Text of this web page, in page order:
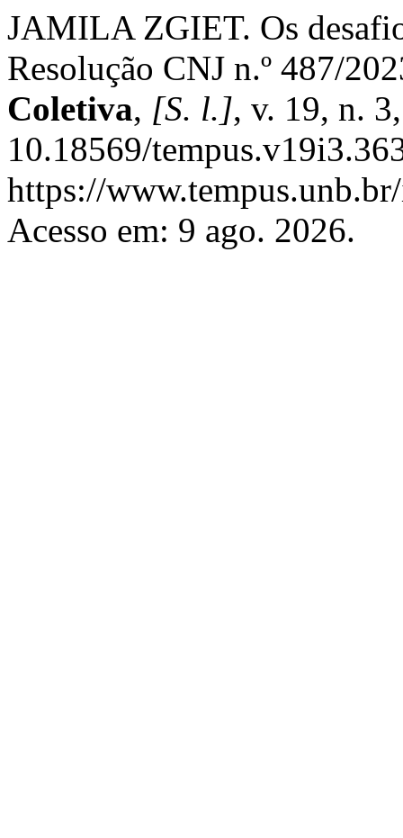
JAMILA ZGIET. Os
Resolução CNJ n.º 487/
Coletiva, [S. l.], v. 19, n.
10.18569/
https://
Acesso em: 9 ago. 2026.